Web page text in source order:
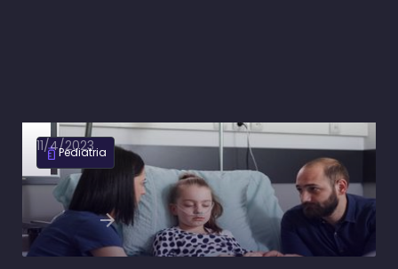
Pediatria
11/4/2023
Sepse na pediatria: como identificar e
tratamento do paciente
Ler artigo